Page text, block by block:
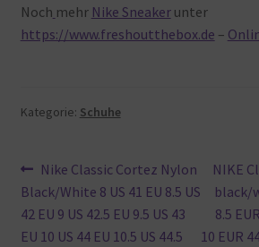
Noch mehr Nike Sneakerunter
https://www.freshoutthebox.de –
Kategorie: Schuhe
Beitragsnavigation
Vorheriger
Beitrag:
Nike Classic Cortez Nylon
Black/White 8 US 41 EU 8.5 US
42 EU 9 US 42.5 EU 9.5 US 43
EU 10 US 44 EU 10.5 US 44.5
NIKE
black/
8.5
10 EUR